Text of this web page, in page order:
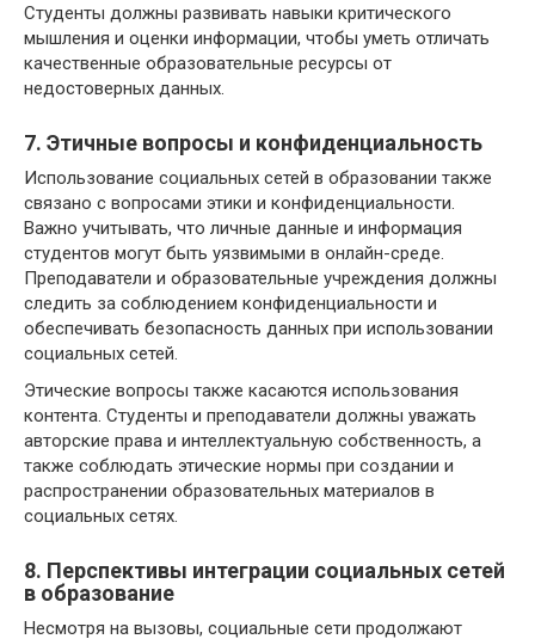
Студенты должны развивать навыки критического
мышления и оценки информации, чтобы уметь отличать
качественные образовательные ресурсы от
недостоверных данных.
7. Этичные вопросы и конфиденциальность
Использование социальных сетей в образовании также
связано с вопросами этики и конфиденциальности.
Важно учитывать, что личные данные и информация
студентов могут быть уязвимыми в онлайн-среде.
Преподаватели и образовательные учреждения должны
следить за соблюдением конфиденциальности и
обеспечивать безопасность данных при использовании
социальных сетей.
Этические вопросы также касаются использования
контента. Студенты и преподаватели должны уважать
авторские права и интеллектуальную собственность, а
также соблюдать этические нормы при создании и
распространении образовательных материалов в
социальных сетях.
8. Перспективы интеграции социальных сетей
в образование
Несмотря на вызовы, социальные сети продолжают